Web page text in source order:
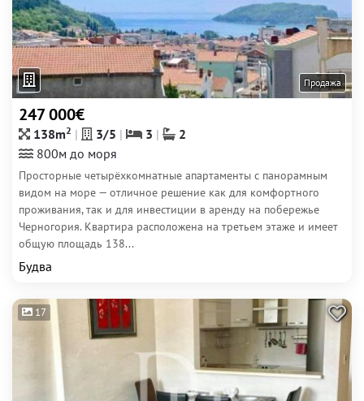
Продажа
247 000€
138m2 3/5 3
2
800м до моря
Просторные четырёхкомнатные апартаменты с панорамным
видом на море — отличное решение как для комфортного
проживания, так и для инвестиции в аренду на побережье
Черногория. Квартира расположена на третьем этаже и имеет
общую площадь 138...
Будва
17